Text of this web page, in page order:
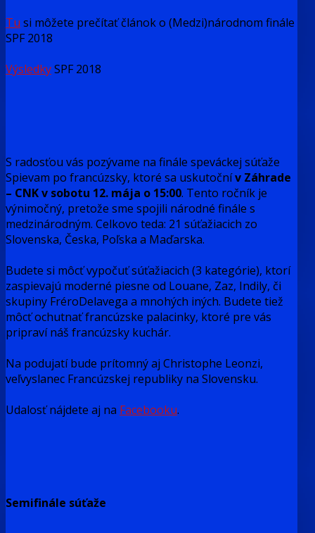
Tu si môžete prečítať článok o (Medzi)národnom finále
SPF 2018
VýsledkySPF 2018
S radosťou vás pozývame na finále speváckej súťaže
Spievam po francúzsky, ktoré sa uskutočnív Záhrade
– CNK v sobotu 12. mája o 15:00. Tento ročník je
výnimočný, pretože sme spojili národné finále s
medzinárodným. Celkovo teda: 21 súťažiacich zo
Slovenska, Česka, Poľska a Maďarska.
Budete si môcť vypočuť súťažiacich (3 kategórie), ktorí
zaspievajú moderné piesne od Louane, Zaz, Indily, či
skupiny FréroDelavega a mnohých iných. Budete tiež
môcť ochutnať francúzske palacinky, ktoré pre vás
pripraví náš francúzsky kuchár.
Na podujatí bude prítomný aj Christophe Leonzi,
veľvyslanec Francúzskej republiky na Slovensku.
Udalosť nájdete aj na Facebooku.
Semifinále súťaže